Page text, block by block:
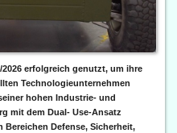
erfolgreich genutzt, um ihre
Technologieunternehmen
hohen Industrie- und
mit dem Dual- Use-Ansatz
Defense, Sicherheit,